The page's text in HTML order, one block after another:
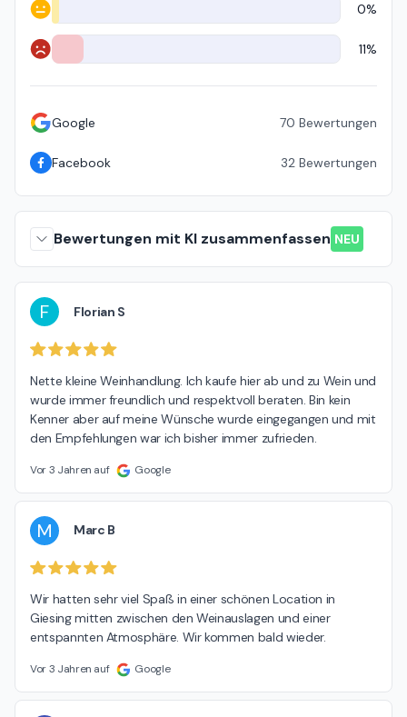
Neutral 0%
Negativ 11%
Google 70 Bewertungen
Facebook 32 Bewertungen
Bewertungen mit KI zusammenfassen NEU
F Florian S
Nette kleine Weinhandlung. Ich kaufe hier ab und zu Wein und
wurde immer freundlich und respektvoll beraten. Bin kein
Kenner aber auf meine Wünsche wurde eingegangen und mit
den Empfehlungen war ich bisher immer zufrieden.
Vor 3 Jahren auf Google
M Marc B
Wir hatten sehr viel Spaß in einer schönen Location in
Giesing mitten zwischen den Weinauslagen und einer
entspannten Atmosphäre. Wir kommen bald wieder.
Vor 3 Jahren auf Google